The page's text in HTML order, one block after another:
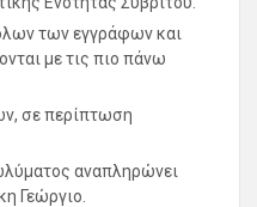
των εγγράφων και
με τις πιο πάνω
σε περίπτωση
αναπληρώνει
Γεώργιο.